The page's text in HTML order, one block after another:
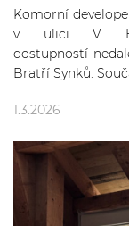
Komorní
v ulici V
dostupností
Bratří Synků.
1.3.2026